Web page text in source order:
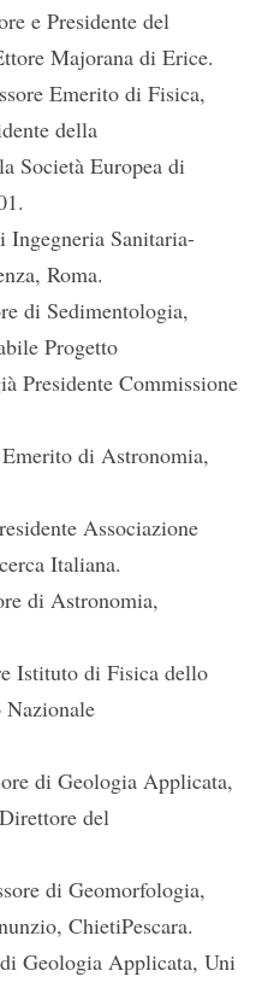
e Presidente del
Majorana di Erice.
Emerito di Fisica,
della
Società Europea di
Sanitaria-
Roma.
di Sedimentologia,
Progetto
Presidente Commissione
di Astronomia,
Associazione
Italiana.
di Astronomia,
Istituto di Fisica dello
di Geologia Applicata,
del
di Geomorfologia,
ChietiPescara.
Geologia Applicata, Uni